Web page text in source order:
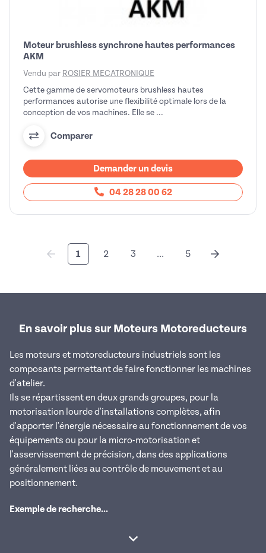
Moteur brushless synchrone hautes performances
AKM
Vendu par ROSIER MECATRONIQUE
Cette gamme de servomoteurs brushless hautes
performances autorise une flexibilité optimale lors de la
conception de vos machines. Elle se ...
Comparer
Demander un devis
04 28 28 00 62
1 2 3 ... 5
En savoir plus sur Moteurs Motoreducteurs
Les moteurs et motoreducteurs industriels sont les
composants permettant de faire fonctionner les machines
d'atelier.
Ils se répartissent en deux grands groupes, pour la
motorisation lourde d'installations complètes, afin
d'apporter l'énergie nécessaire au fonctionnement de vos
équipements ou pour la micro-motorisation et
l'asservissement de précision, dans des applications
généralement liées au contrôle de mouvement et au
positionnement.
Exemple de recherche...
Afficher la suite